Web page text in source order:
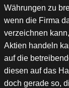
Währungen zu
wenn die Firma
verzeichnen
Aktien handeln
auf die
diesen auf das
doch gerade so,